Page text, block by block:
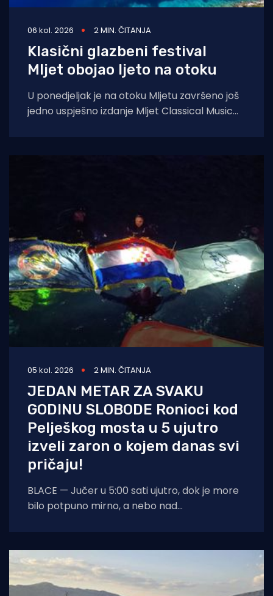
06 kol. 2026 2 MIN. ČITANJA
Klasični glazbeni festival
Mljet obojao ljeto na otoku
U ponedjeljak je na otoku Mljetu završeno još
jedno uspješno izdanje Mljet Classical Music
05 kol. 2026 2 MIN. ČITANJA
JEDAN METAR ZA SVAKU
GODINU SLOBODE Ronioci kod
Pelješkog mosta u 5 ujutro
izveli zaron o kojem danas svi
pričaju!
BLACE — Jučer u 5:00 sati ujutro, dok je more
bilo potpuno mirno, a nebo nad